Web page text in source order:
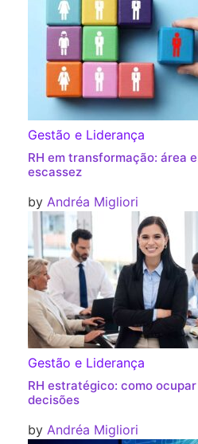
Gestão e Liderança
RH em transformação: área
escassez
by Andréa Migliori
Gestão e Liderança
RH estratégico: como
decisões
by Andréa Migliori